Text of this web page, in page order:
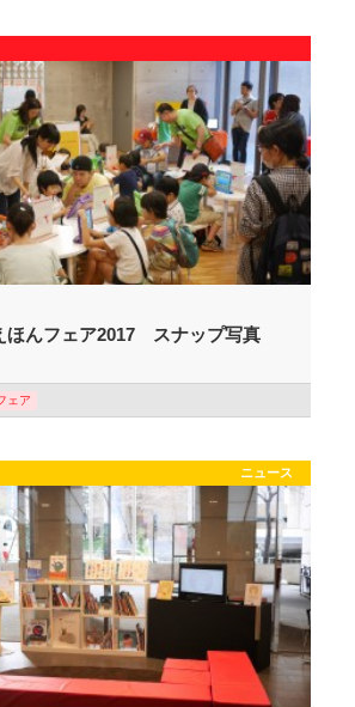
ほんフェア2017 スナップ写真
ェア
ニュース